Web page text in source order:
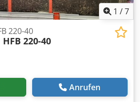
1 /7
220-40
HFB 220-40
Anrufen